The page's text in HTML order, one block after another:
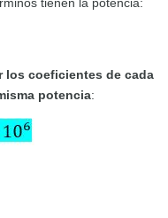
los coeficientes de cada
potencia: